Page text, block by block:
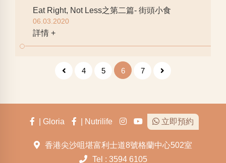
Eat Right, Not Less之第二篇- 街頭小食
06.03.2020
詳情 +
4 5 6 7
| Gloria | Nutrilife 立即預約
香港尖沙咀堪富利士道8號格蘭中心502室
Tel : 3594 6105